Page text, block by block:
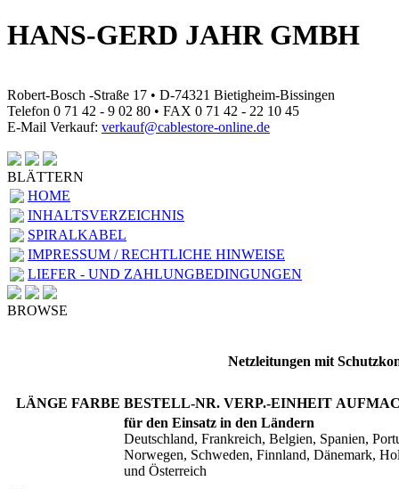
HANS-GERD JAHR GMBH
Robert-Bosch -Straße 17 • D-74321 Bietigheim-Bissingen
Telefon 0 71 42 - 9 02 80 • FAX 0 71 42 - 22 10 45
E-Mail Verkauf: verkauf@cablestore-online.de
BLÄTTERN
HOME
INHALTSVERZEICHNIS
SPIRALKABEL
IMPRESSUM / RECHTLICHE HINWEISE
LIEFER - UND ZAHLUNGBEDINGUNGEN
BROWSE
Netzleitungen mit
LÄNGE FARBE BESTELL-NR. VERP.-EINHEIT
für den Einsatz in den Ländern
Deutschland, Frankreich, Belgien, Spanien,
Norwegen, Schweden, Finnland, Dänemark,
und Österreich